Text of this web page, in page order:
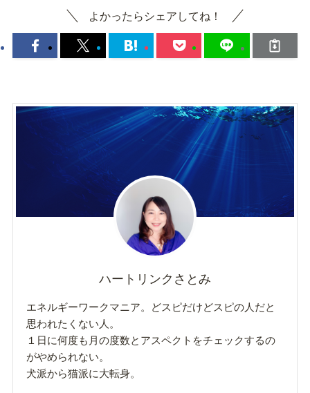
よかったらシェアしてね！
ハートリンクさとみ
エネルギーワークマニア。どスピだけどスピの人だと
思われたくない人。
１日に何度も月の度数とアスペクトをチェックするの
がやめられない。
犬派から猫派に大転身。